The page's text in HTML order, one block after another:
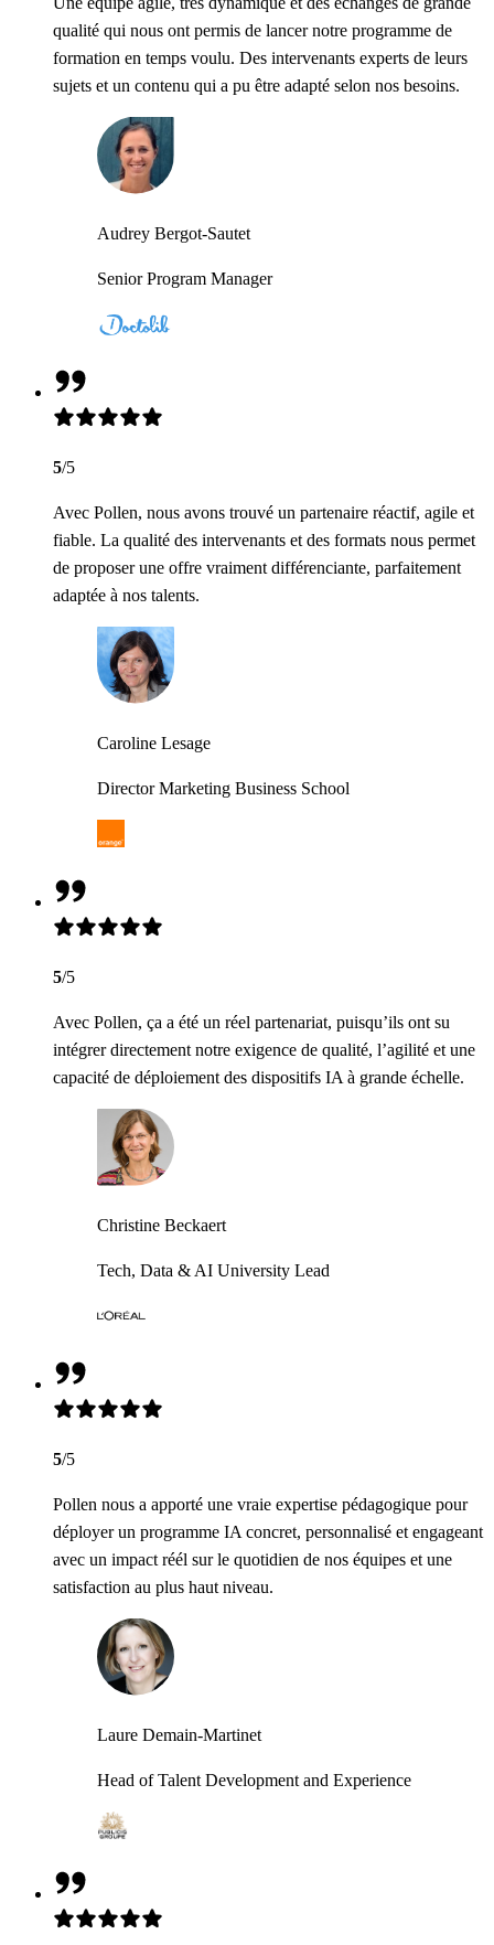
qualité qui nous ont permis de lancer notre programme de
formation en temps voulu. Des intervenants experts de leurs
sujets et un contenu qui a pu être adapté selon nos besoins.
Audrey Bergot-Sautet
Senior Program Manager
5/5
Avec Pollen, nous avons trouvé un partenaire réactif, agile et
fiable. La qualité des intervenants et des formats nous permet
de proposer une offre vraiment différenciante, parfaitement
adaptée à nos talents.
Caroline Lesage
Director Marketing Business School
5/5
Avec Pollen, ça a été un réel partenariat, puisqu’ils ont su
intégrer directement notre exigence de qualité, l’agilité et une
capacité de déploiement des dispositifs IA à grande échelle.
Christine Beckaert
Tech, Data & AI University Lead
5/5
Pollen nous a apporté une vraie expertise pédagogique pour
déployer un programme IA concret, personnalisé et engageant
avec un impact réél sur le quotidien de nos équipes et une
satisfaction au plus haut niveau.
Laure Demain-Martinet
Head of Talent Development and Experience